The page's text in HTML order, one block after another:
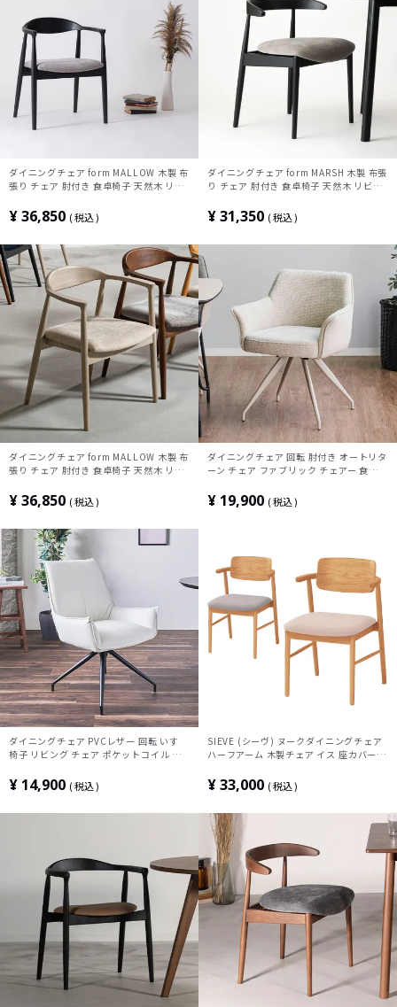
ダイニングチェア form MALLOW 木製 布
張り チェア 肘付き 食卓椅子 天然木 リビ
プル モダン ライトグレー ネイビー 完成
品
¥36,850 税込
ダイニングチェア form MARSH 木製 布張
り チェア 肘付き 食卓椅子 天然木 リビン
ル モダン ライトグレー ダークグレー 完
成品
¥31,350 税込
ダイニングチェア form MALLOW 木製 布
張り チェア 肘付き 食卓椅子 天然木 リビ
ュフレーム モダン ライトグレー モカ 完
成品
¥36,850 税込
ダイニングチェア 回転 肘付き オートリタ
ーン チェア ファブリック チェアー 食卓
ル脚 北欧 モダン ベージュ グレー
¥ 19,900 税込
ダイニングチェア PVCレザー 回転 いす
椅子 リビング チェア ポケットコイル 肘
ア シンプル モダン ホワイト ブラック
¥ 14,900 税込
SIEVE (シーヴ) ヌークダイニングチェア
ハーフアーム 木製チェア イス 座カバー取
行530×座面高さ430mm SVE-DC008F
北欧風
¥33,000 税込